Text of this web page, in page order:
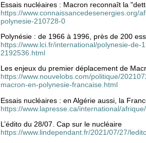
Essais nucléaires : Macron reconnaît la
https://www.connaissancedesenergies.org/
polynesie-210728-0
Polynésie : de 1966 à 1996, près de 200
https://www.lci.fr/international/polynesie-
2192536.html
Les enjeux du premier déplacement de
https://www.nouvelobs.com/politique/
macron-en-polynesie-francaise.html
Essais nucléaires : en Algérie aussi, la
https://www.lapresse.ca/international/
L’édito du 28/07. Cap sur le nucléaire
https://www.lindependant.fr/2021/07/27/